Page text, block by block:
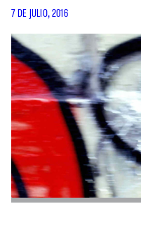
7 DE JULIO, 2016